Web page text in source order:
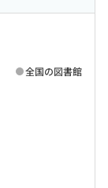
全国の図書館